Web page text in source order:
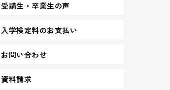
受講生・卒業生の声
入学検定料のお支払い
お問い合わせ
資料請求